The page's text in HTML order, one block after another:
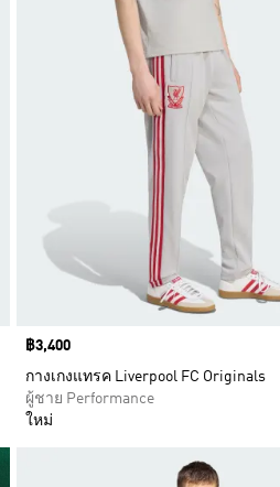
เพิ่มไปยังรายการสินค้าโปรด
Price
฿3,400
กางเกงแทรค Liverpool FC Originals
ผู้ชาย Performance
ใหม่
เพิ่มไปยังรายการสินค้าโปรด